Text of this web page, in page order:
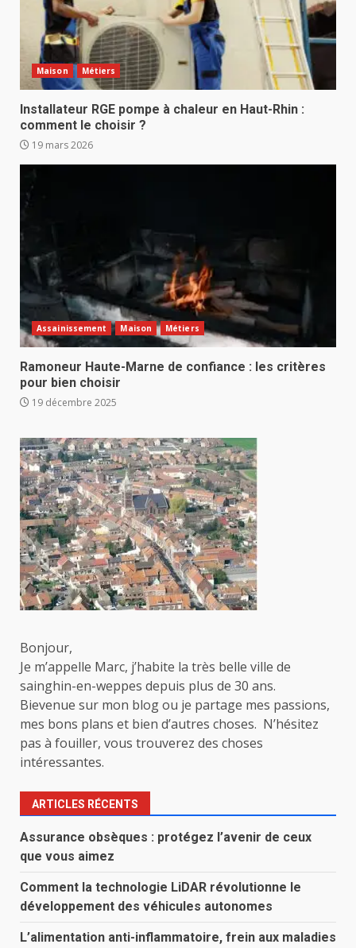
Maison Métiers
Installateur RGE pompe à chaleur en Haut-Rhin :
comment le choisir ?
19 mars 2026
Assainissement Maison Métiers
Ramoneur Haute-Marne de confiance : les critères
pour bien choisir
19 décembre 2025
Bonjour,
Je m’appelle Marc, j’habite la très belle ville de
sainghin-en-weppes depuis plus de 30 ans.
Bievenue sur mon blog ou je partage mes passions,
mes bons plans et bien d’autres choses. N’hésitez
pas à fouiller, vous trouverez des choses
intéressantes.
ARTICLES RÉCENTS
Assurance obsèques : protégez l’avenir de ceux
que vous aimez
Comment la technologie LiDAR révolutionne le
développement des véhicules autonomes
L’alimentation anti-inflammatoire, frein aux maladies